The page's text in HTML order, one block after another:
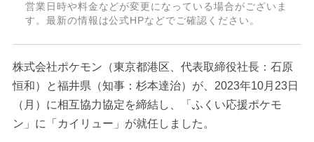
営業日時や料金などが変更になっている場合がございま
す。最新の情報は公式HPなどでご確認ください。
株式会社ポケモン（東京都港区、代表取締役社長：石原
恒和）と福井県（知事：杉本達治）が、2023年10月23日
（月）に相互協力協定を締結し、「ふくい応援ポケモ
ン」に「カイリュー」が就任しました。